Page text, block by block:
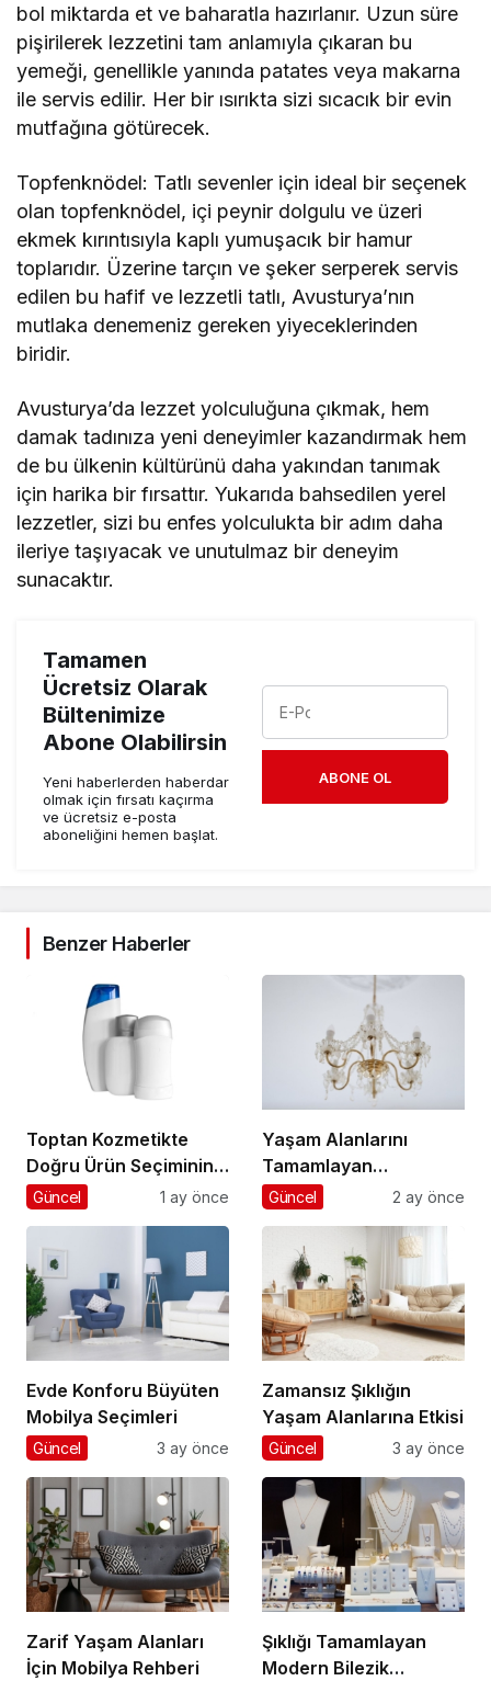
bol miktarda et ve baharatla hazırlanır. Uzun süre
pişirilerek lezzetini tam anlamıyla çıkaran bu
yemeği, genellikle yanında patates veya makarna
ile servis edilir. Her bir ısırıkta sizi sıcacık bir evin
mutfağına götürecek.
Topfenknödel: Tatlı sevenler için ideal bir seçenek
olan topfenknödel, içi peynir dolgulu ve üzeri
ekmek kırıntısıyla kaplı yumuşacık bir hamur
toplarıdır. Üzerine tarçın ve şeker serperek servis
edilen bu hafif ve lezzetli tatlı, Avusturya’nın
mutlaka denemeniz gereken yiyeceklerinden
biridir.
Avusturya’da lezzet yolculuğuna çıkmak, hem
damak tadınıza yeni deneyimler kazandırmak hem
de bu ülkenin kültürünü daha yakından tanımak
için harika bir fırsattır. Yukarıda bahsedilen yerel
lezzetler, sizi bu enfes yolculukta bir adım daha
ileriye taşıyacak ve unutulmaz bir deneyim
sunacaktır.
Tamamen
Ücretsiz Olarak
Bültenimize
Abone Olabilirsin
Yeni haberlerden haberdar
olmak için fırsatı kaçırma
ve ücretsiz e-posta
aboneliğini hemen başlat.
ABONE OL
Benzer Haberler
Toptan Kozmetikte
Doğru Ürün Seçiminin
Anahtarı
Güncel 1 ay önce
Yaşam Alanlarını
Tamamlayan
Aydınlatma Seçimleri
Güncel 2 ay önce
Evde Konforu Büyüten
Mobilya Seçimleri
Güncel 3 ay önce
Zamansız Şıklığın
Yaşam Alanlarına Etkisi
Güncel 3 ay önce
Zarif Yaşam Alanları
İçin Mobilya Rehberi
Şıklığı Tamamlayan
Modern Bilezik